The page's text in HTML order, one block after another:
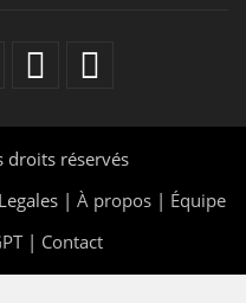
droits réservés
| À propos | Équipe
| Contact